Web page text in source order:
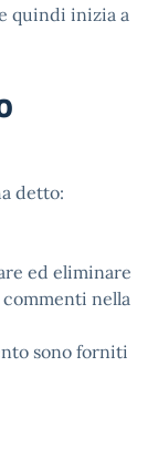
quindi inizia a
detto:
ed eliminare
nella
sono forniti